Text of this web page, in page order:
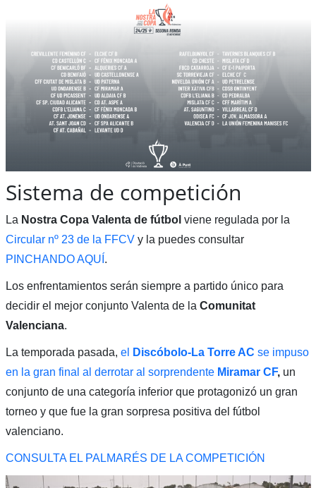
Sistema de competición
La Nostra Copa Valenta de fútbol viene regulada por la
Circular nº 23 de la FFCVy la puedes consultar
PINCHANDO AQUÍ .
Los enfrentamientos serán siempre a partido único para
decidir el mejor conjunto Valenta de la Comunitat
Valenciana.
La temporada pasada, el Discóbolo-La Torre AC se impuso
en la gran final al derrotar al sorprendente Miramar CF,un
conjunto de una categoría inferior que protagonizó un gran
torneo y que fue la gran sorpresa positiva del fútbol
valenciano.
CONSULTA EL PALMARÉS DE LA COMPETICIÓN